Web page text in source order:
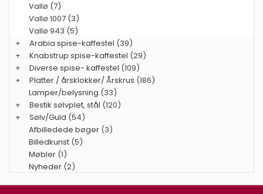
Vallø (7)
Vallø 1007 (3)
Vallø 943 (5)
+
Arabia spise-kaffestel (39)
+
Knabstrup spise-kaffestel (29)
+
Diverse spise- kaffestel (109)
+
Platter / årsklokker/ Årskrus (186)
Lamper/belysning (33)
+
Bestik sølvplet, stål (120)
+
Sølv/Guld (54)
Afbilledede bøger (3)
Billedkunst (5)
Møbler (1)
Nyheder (2)